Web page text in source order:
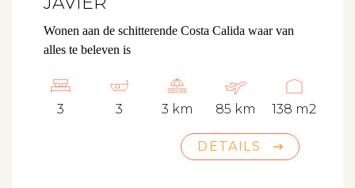
Wonen aan de schitterende Costa Calida waar van
alles te beleven is
3 3 3 km 85 km 138 m2
DETAILS